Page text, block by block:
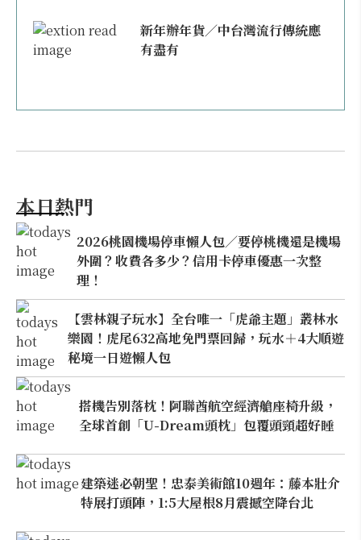
新年辦年貨／中台灣流行傳統應
有盡有
本日熱門
2026桃園機場停車懶人包／要停桃機還是機場
外圍？收費各多少？信用卡停車優惠一次整
理！
【雲林親子玩水】全台唯一「虎爺主題」叢林水
樂園！虎尾632高地免門票回歸，玩水＋4大順遊
秘境一日遊懶人包
搭機告別落枕！阿聯酋航空經濟艙座椅升級，
全球首創「U-Dream頭枕」包覆頭頸超好睡
建築迷必朝聖！忠泰美術館10週年：藤本壯介
特展打頭陣，1:5大屋根8月震撼空降台北